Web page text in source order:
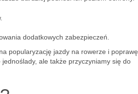
dodatkowych zabezpieczeń.
popularyzację jazdy na rowerze i poprawę
ale także przyczyniamy się do